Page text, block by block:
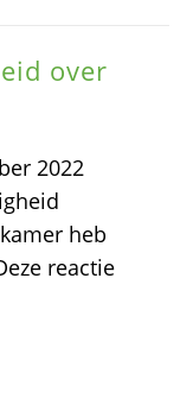
over
2022
heb
reactie